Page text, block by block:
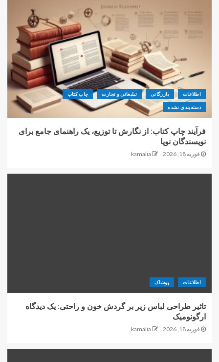
اطلاعات بازرگانی تبلیغاتی و تجارت چاپ کتاب
دسته‌بندی نشده
فرآیند چاپ کتاب: از نگارش تا توزیع، یک راهنمای جامع برای
نویسندگان نوپا
فوریه 18, 2026 kamalia
اطلاعات پوشاک
تاثیر طراحی لباس زیر بر گردش خون و راحتی: یک دیدگاه
ارگونومیک
فوریه 18, 2026 kamalia